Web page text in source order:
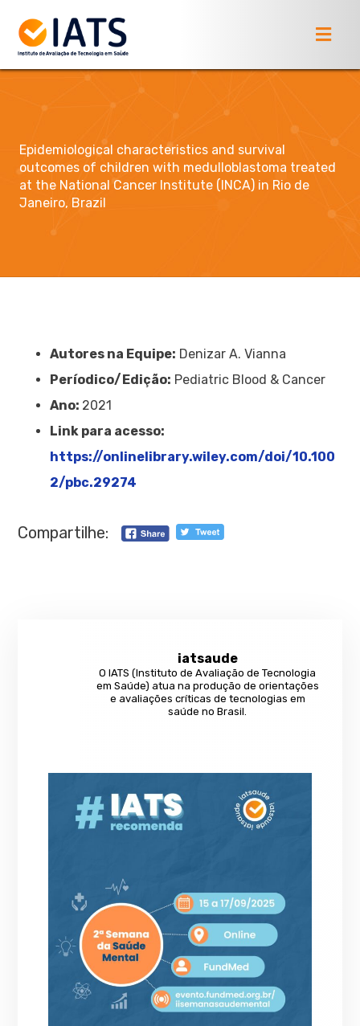
Epidemiological characteristics and survival
outcomes of children with medulloblastoma treated
at the National Cancer Institute (INCA) in Rio de
Janeiro, Brazil
Autores na Equipe: Denizar A. Vianna
Períodico/Edição: Pediatric Blood & Cancer
Ano: 2021
Link para acesso:
https://onlinelibrary.wiley.com/doi/10.100
2/pbc.29274
Compartilhe:
iatsaude
O IATS (Instituto de Avaliação de Tecnologia
em Saúde) atua na produção de orientações
e avaliações críticas de tecnologias em
saúde no Brasil.